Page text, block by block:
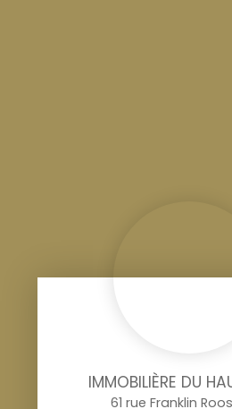
IMMOBILIÈRE DU
61 rue Franklin